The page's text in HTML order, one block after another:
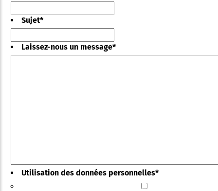
Sujet*
Laissez-nous un message*
Utilisation des données personnelles*